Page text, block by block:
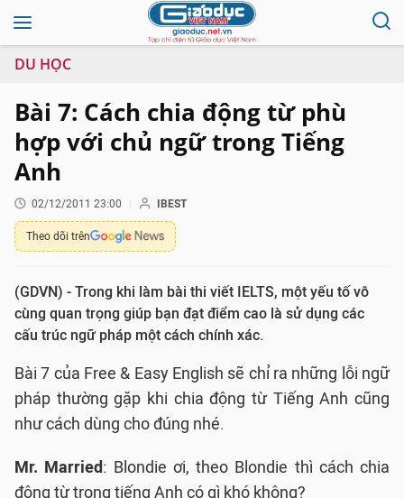
DU HỌC
Bài 7: Cách chia động từ phù
hợp với chủ ngữ trong Tiếng
Anh
02/12/2011 23:00 IBEST
Theo dõi trên
(GDVN) - Trong khi làm bài thi viết IELTS, một yếu tố vô
cùng quan trọng giúp bạn đạt điểm cao là sử dụng các
cấu trúc ngữ pháp một cách chính xác.
Bài 7 của Free & Easy English sẽ chỉ ra những lỗi ngữ
pháp thường gặp khi chia động từ Tiếng Anh cũng
như cách dùng cho đúng nhé.
Mr. Married: Blondie ơi, theo Blondie thì cách chia
động từ trong tiếng Anh có gì khó không?